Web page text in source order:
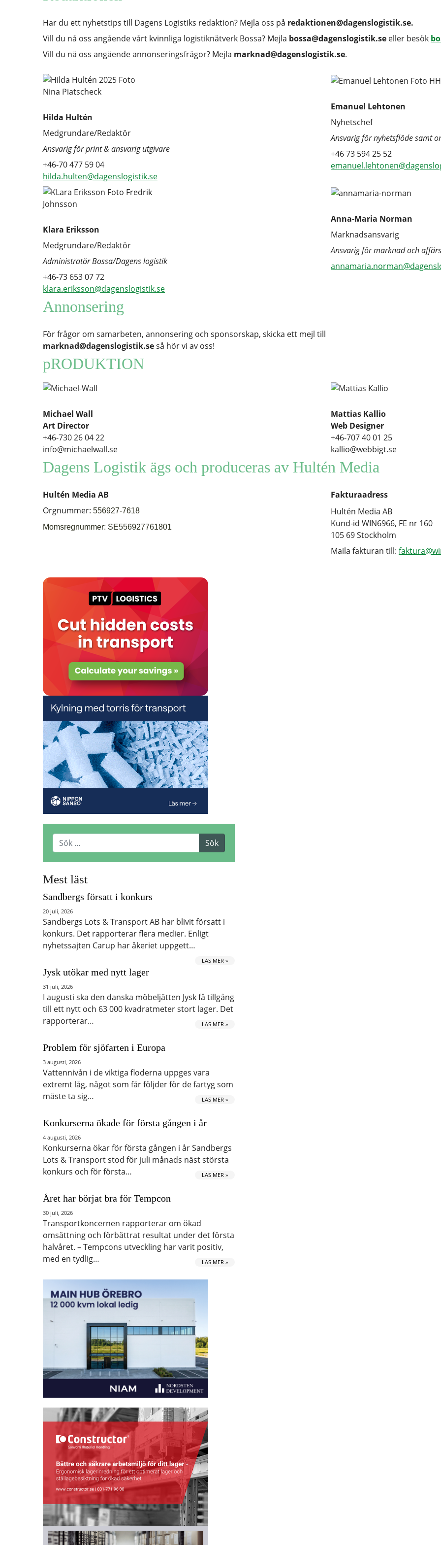
Har du ett nyhetstips till Dagens Logistiks redaktion? Mejla oss på redaktionen@dagenslogistik.se.
Vill du nå oss angående vårt kvinnliga logistiknätverk Bossa? Mejla bossa@dagenslogistik.se eller besök
Vill du nå oss angående annonseringsfrågor? Mejla marknad@dagenslogistik.se.
Hilda Hultén
Medgrundare/Redaktör
Ansvarig för print & ansvarig utgivare
+46-70 477 59 04
hilda.hulten@dagenslogistik.se
Emanuel Lehtonen
Nyhetschef
Ansvarig för nyhetsflöde samt
+46 73 594 25 52
Klara Eriksson
Medgrundare/Redaktör
Administratör Bossa/Dagens logistik
+46-73 653 07 72
klara.eriksson@dagenslogistik.se
Anna-Maria Norman
Marknadsansvarig
Ansvarig för marknad och
Annonsering
För frågor om samarbeten, annonsering och sponsorskap, skicka ett mejl till
marknad@dagenslogistik.seså hör vi av oss!
pRODUKTION
Michael Wall
Art Director
+46-730 26 04 22
info@michaelwall.se
Mattias Kallio
Web Designer
+46-707 40 01 25
kallio@webbigt.se
Dagens Logistik ägs och produceras av Hultén Media
Hultén Media AB
Orgnummer: 556927-7618
Momsregnummer: SE556927761801
Fakturaadress
Hultén Media AB
Kund-id WIN6966, FE nr 160
105 69 Stockholm
Maila fakturan till:
Mest läst
Sandbergs försatt i konkurs
20 juli, 2026
Sandbergs Lots & Transport AB har blivit försatt i
konkurs. Det rapporterar flera medier. Enligt
nyhetssajten Carup har åkeriet uppgett…
LÄS MER »
Jysk utökar med nytt lager
31 juli, 2026
I augusti ska den danska möbeljätten Jysk få tillgång
till ett nytt och 63 000 kvadratmeter stort lager. Det
rapporterar…
LÄS MER »
Problem för sjöfarten i Europa
3 augusti, 2026
Vattennivån i de viktiga floderna uppges vara
extremt låg, något som får följder för de fartyg som
måste ta sig…
LÄS MER »
Konkurserna ökade för första gången i år
4 augusti, 2026
Konkurserna ökar för första gången i år Sandbergs
Lots & Transport stod för juli månads näst största
konkurs och för första…
LÄS MER »
Året har börjat bra för Tempcon
30 juli, 2026
Transportkoncernen rapporterar om ökad
omsättning och förbättrat resultat under det första
halvåret. – Tempcons utveckling har varit positiv,
med en tydlig…
LÄS MER »